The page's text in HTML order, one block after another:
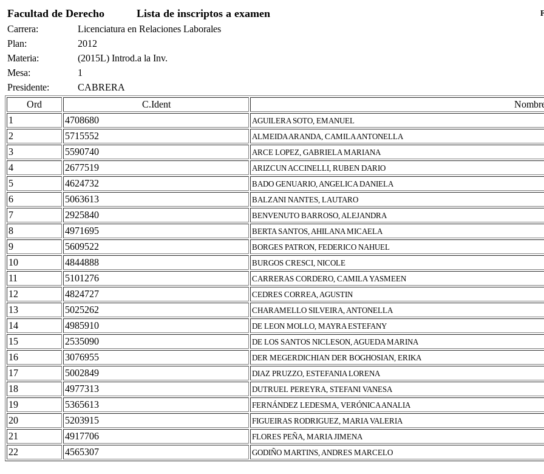
Facultad de Derecho Lista de inscriptos a examen
Carrera:
Licenciatura en Relaciones Laborales
Plan:
2012
Materia:
(2015L) Introd.a la Inv.
Mesa:
1
Presidente:
CABRERA
Ord
C.Ident
1
4708680 AGUILERA SOTO, EMANUEL
2 5715552 ALMEIDA ARANDA, CAMILA ANTONELLA
3 5590740 ARCE LOPEZ, GABRIELA MARIANA
4 2677519 ARIZCUN ACCINELLI, RUBEN DARIO
5 4624732 BADO GENUARIO, ANGELICA DANIELA
6 5063613 BALZANI NANTES, LAUTARO
7 2925840 BENVENUTO BARROSO, ALEJANDRA
8 4971695 BERTA SANTOS, AHILANA MICAELA
9 5609522 BORGES PATRON, FEDERICO NAHUEL
10 4844888 BURGOS CRESCI, NICOLE
11 5101276 CARRERAS CORDERO, CAMILA YASMEEN
12 4824727 CEDRES CORREA, AGUSTIN
13 5025262 CHARAMELLO SILVEIRA, ANTONELLA
14 4985910 DE LEON MOLLO, MAYRA ESTEFANY
15 2535090 DE LOS SANTOS NICLESON, AGUEDA MARINA
16 3076955 DER MEGERDICHIAN DER BOGHOSIAN, ERIKA
17 5002849 DIAZ PRUZZO, ESTEFANIA LORENA
18 4977313 DUTRUEL PEREYRA, STEFANI VANESA
19 5365613 FERNÁNDEZ LEDESMA, VERÓNICA ANALIA
20 5203915 FIGUEIRAS RODRIGUEZ, MARIA VALERIA
21 4917706 FLORES PEÑA, MARIA JIMENA
22 4565307 GODIÑO MARTINS, ANDRES MARCELO